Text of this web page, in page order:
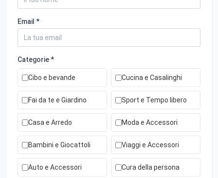
Email *
Categorie *
Cibo e bevande Cucina e Casalinghi
Fai da te e Giardino Sport e Tempo libero
Casa e Arredo Moda e Accessori
Bambini e Giocattoli Viaggi e Accessori
Auto e Accessori Cura della persona